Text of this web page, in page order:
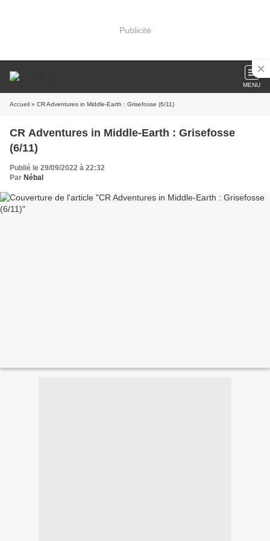
Publicité
MENU
Accueil » CR Adventures in Middle-Earth : Grisefosse (6/11)
CR Adventures in Middle-Earth : Grisefosse
(6/11)
Publié le 29/09/2022 à 22:32
Par Nébal